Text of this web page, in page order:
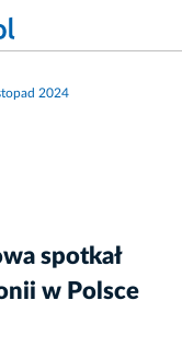
2024
spotkał
w Polsce